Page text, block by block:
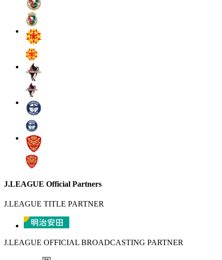
J.LEAGUE Official Partners
J.LEAGUE TITLE PARTNER
J.LEAGUE OFFICIAL BROADCASTING PARTNER